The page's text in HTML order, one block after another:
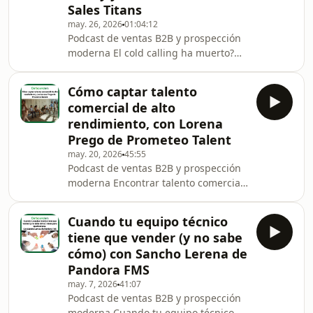
Beñat Arrizabalaga, cofundador de
Vidext, sobre cómo han pasado de
hacer todo manual a tener un sistema
que escala ventas, formación y
contenido dentro de empresas
medianas y gr
Sales Titans
may. 26, 202601:04:12
Podcast de ventas B2B y prospección
moderna El cold calling ha muerto?
historia. En este episodio de “Yo
También Vendo a Empresas”, David
Navas se sienta con Félix Fernández
(Firefly) y Carlos Iborra (Sales Titans)
para destripar cómo funciona hoy la
prospección telefónica B2B cuando se
hace con método, tono correcto y
equipos pr
Cómo captar talento
comercial de alto
rendimiento, con Lorena
Prego de Prometeo Talent
may. 20, 202645:55
Podcast de ventas B2B y prospección
moderna Encontrar talento comercial
hablamos con Lorena Prego, CEO de
Prometeo Talent, sobre cómo las
empresas pueden dejar de fichar “a
ver si suena la flauta” y empezar a
reclutar vendedores B2B de forma
mucho más estratégica. A partir de su
Cuando tu equipo técnico
tiene que vender (y no sabe
cómo) con Sancho Lerena de
Pandora FMS
may. 7, 202641:07
Podcast de ventas B2B y prospección